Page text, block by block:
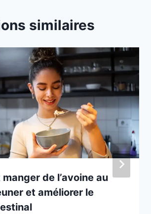
similaires
de l’avoine au
et améliorer le